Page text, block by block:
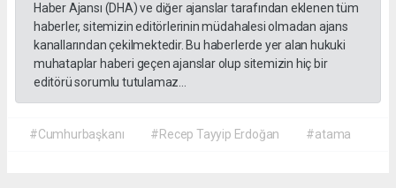
Haber Ajansı (DHA) ve diğer ajanslar tarafından eklenen tüm
haberler, sitemizin editörlerinin müdahalesi olmadan ajans
kanallarından çekilmektedir. Bu haberlerde yer alan hukuki
muhataplar haberi geçen ajanslar olup sitemizin hiç bir
editörü sorumlu tutulamaz...
#Cumhurbaşkanı #Recep Tayyip Erdoğan #atama